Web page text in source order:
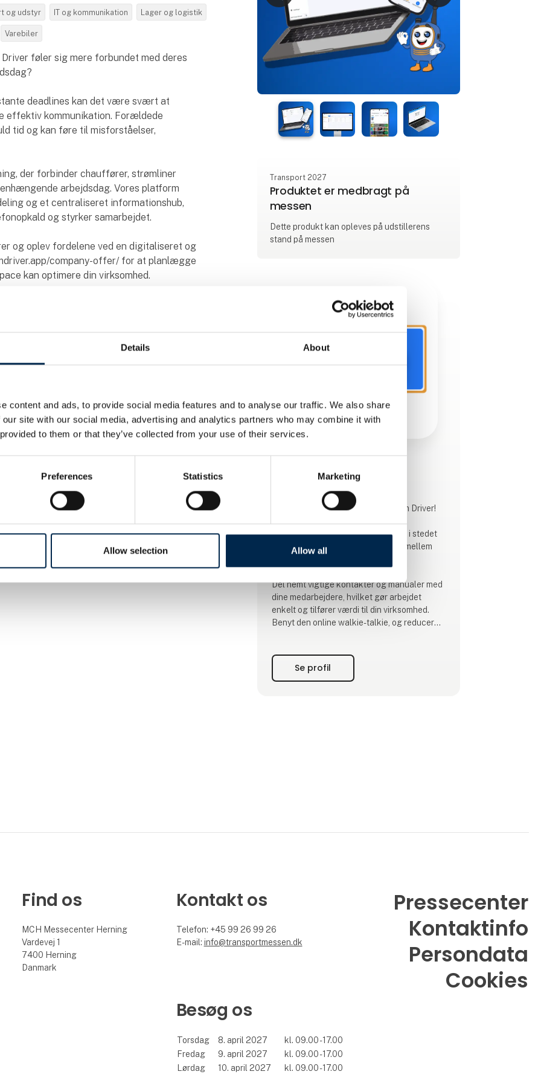
Details About
content and ads, to provide social media features and to analyse our traffic. We also share
site with our social media, advertising and analytics partners who may combine it with
to them or that they’ve collected from your use of their services.
Preferences Statistics Marketing
Allow selection Allow all
og udstyr IT og kommunikation Lager og logistik
Varebiler
føler sig mere forbundet med deres
deadlines kan det være svært at
effektiv kommunikation. Forældede
tid og kan føre til misforståelser,
der forbinder chauffører, strømliner
arbejdsdag. Vores platform
og et centraliseret informationshub,
og styrker samarbejdet.
og oplev fordelene ved en digitaliseret og
company-offer/ for at planlægge
kan optimere din virksomhed.
Transport 2027
Produktet er medbragt på
messen
Dette produkt kan opleves på udstillerens
stand på messen
Team Driver
Gør arbejdsdagen lettere med Team Driver!
Reducer forstyrrende opkald og øg i stedet
samarbejdet og problemløsningen mellem
Del nemt vigtige kontakter og manualer med
dine medarbejdere, hvilket gør arbejdet
enkelt og tilfører værdi til din virksomhed.
Benyt den online walkie-talkie, og reducer
professionelt netværk og få adgang til
mange flere funktioner, der er målrettet
Se profil
Find os
MCH Messecenter Herning
Vardevej 1
7400 Herning
Danmark
Kontakt os
Telefon: +45 99 26 99 26
E-mail: info@transportmessen.dk
Besøg os
Torsdag 8. april 2027
kl. 09.00 - 17.00
Fredag
9. april 2027
kl. 09.00 - 17.00
Lørdag
10. april 2027 kl. 09.00 - 17.00
Pressecenter
Kontaktinfo
Persondata
Cookies